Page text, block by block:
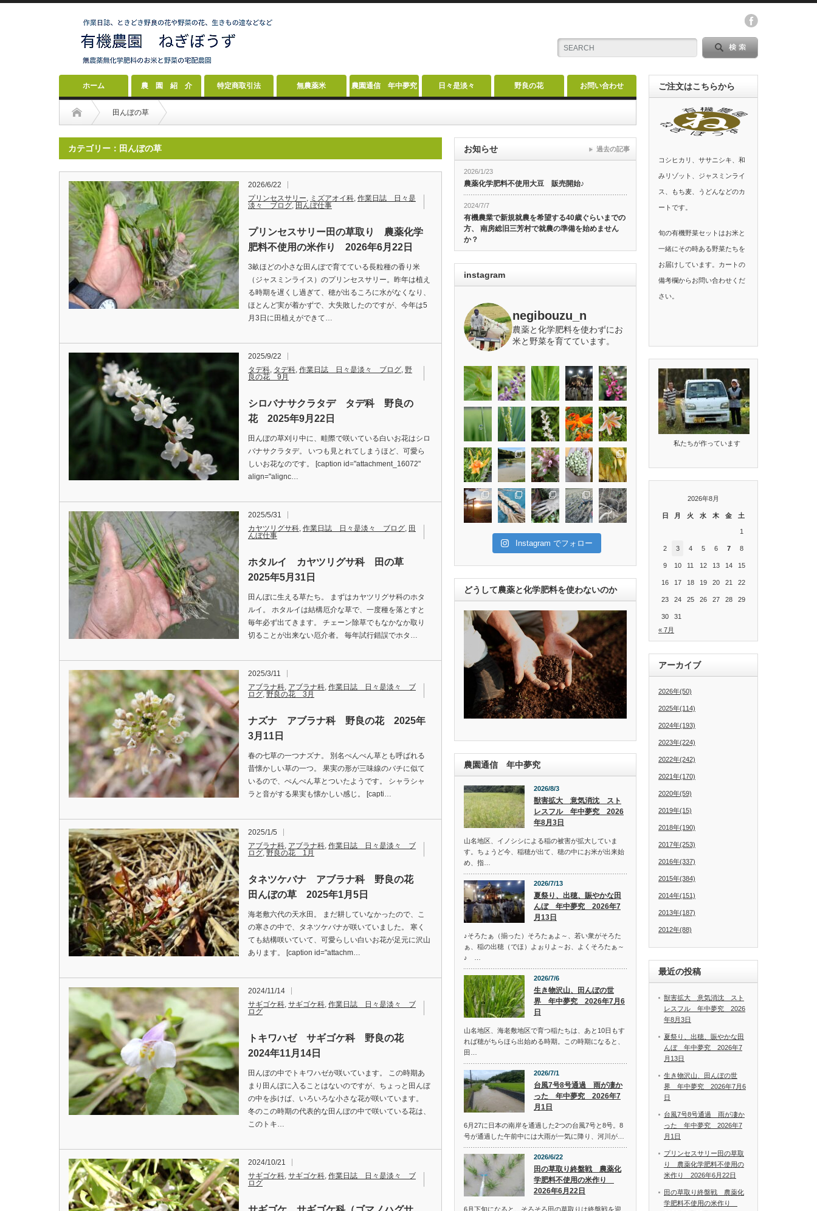
ホーム 農 園 紹 介 特定商取引法 無農薬米 農園通信 年中夢究 日々是淡々 野良の花 お問い合わせ
田んぼの草
カテゴリー：田んぼの草
2026/6/22
プリンセスサリー, ミズアオイ科, 作業日誌 日々是
淡々 ブログ, 田んぼ仕事
プリンセスサリー田の草取り 農薬化学
肥料不使用の米作り 2026年6月22日
3畝ほどの小さな田んぼで育てている長粒種の香り米
（ジャスミンライス）のプリンセスサリー。昨年は植え
る時期を遅くし過ぎて、穂が出るころに水がなくなり、
ほとんど実が着かずで、大失敗したのですが、今年は5
月3日に田植えができて…
2025/9/22
タデ科, タデ科, 作業日誌 日々是淡々 ブログ, 野
良の花 9月
シロバナサクラタデ タデ科 野良の
花 2025年9月22日
田んぼの草刈り中に、畦際で咲いている白いお花はシロ
バナサクラタデ。 いつも見とれてしまうほど、可愛ら
しいお花なのです。 [caption id="attachment_16072"
align="alignc…
2025/5/31
カヤツリグサ科, 作業日誌 日々是淡々 ブログ, 田
んぼ仕事
ホタルイ カヤツリグサ科 田の草
2025年5月31日
田んぼに生える草たち。 まずはカヤツリグサ科のホタ
ルイ。 ホタルイは結構厄介な草で、一度種を落とすと
毎年必ず出てきます。 チェーン除草でもなかなか取り
切ることが出来ない厄介者。 毎年試行錯誤でホタ…
2025/3/11
アブラナ科, アブラナ科, 作業日誌 日々是淡々 ブ
ログ, 野良の花 3月
ナズナ アブラナ科 野良の花 2025年
3月11日
春の七草の一つナズナ。 別名ぺんぺん草とも呼ばれる
昔懐かしい草の一つ。 果実の形が三味線のバチに似て
いるので、ぺんぺん草とついたようです。 シャラシャ
ラと音がする果実も懐かしい感じ。 [capti…
2025/1/5
アブラナ科, アブラナ科, 作業日誌 日々是淡々 ブ
ログ, 野良の花 1月
タネツケバナ アブラナ科 野良の花
田んぼの草 2025年1月5日
海老敷六代の天水田。 まだ耕していなかったので、こ
の寒さの中で、タネツケバナが咲いていました。 寒く
ても結構咲いていて、可愛らしい白いお花が足元に沢山
あります。 [caption id="attachm…
2024/11/14
サギゴケ科, サギゴケ科, 作業日誌 日々是淡々 ブ
ログ
トキワハゼ サギゴケ科 野良の花
2024年11月14日
田んぼの中でトキワハゼが咲いています。 この時期あ
まり田んぼに入ることはないのですが、ちょっと田んぼ
の中を歩けば、いろいろな小さな花が咲いています。
冬のこの時期の代表的な田んぼの中で咲いている花は、
このトキ…
2024/10/21
サギゴケ科, サギゴケ科, 作業日誌 日々是淡々 ブ
ログ
お知らせ
2026/1/23
農薬化学肥料不使用大豆 販売開始♪
2024/7/7
有機農業で新規就農を希望する40歳ぐらいまでの
方、 南房総旧三芳村で就農の準備を始めません
か？
過去の記事
instagram
negibouzu_n
農薬と化学肥料を使わずにお
米と野菜を育てています。
Instagram でフォロー
どうして農薬と化学肥料を使わないのか
農園通信 年中夢究
2026/8/3
獣害拡大 意気消沈 スト
レスフル 年中夢究 2026
年8月3日
山名地区、イノシシによる稲の被害が拡大していま
す。ちょうど今、稲穂が出て、穂の中にお米が出来始
め、指…
2026/7/13
夏祭り、出穂、賑やかな田
んぼ 年中夢究 2026年7
月13日
♪そろたぁ（揃った）そろたぁよ～、若い衆がそろた
ぁ、稲の出穂（でほ）よぉりよ～お、よくそろたぁ～
♪ …
2026/7/6
生き物沢山、田んぼの世
界 年中夢究 2026年7月6
日
山名地区、海老敷地区で育つ稲たちは、あと10日もす
れば穂がちらほら出始める時期。この時期になると、
田…
2026/7/1
台風7号8号通過 雨が凄か
った 年中夢究 2026年7
月1日
6月27に日本の南岸を通過した2つの台風7号と8号。8
号が通過した午前中には大雨が一気に降り、河川が…
2026/6/22
田の草取り終盤戦 農薬化
学肥料不使用の米作り
2026年6月22日
6月下旬になると、そろそろ田の草取りは終盤戦を迎
ご注文はこちらから
コシヒカリ、ササニシキ、和
みリゾット、ジャスミンライ
ス、もち麦、うどんなどのカ
ートです。
旬の有機野菜セットはお米と
一緒にその時ある野菜たちを
お届けしています。カートの
備考欄からお問い合わせくだ
さい。
私たちが作っています
2026年8月
日 月 火 水 木 金 土
1
2 3 4 5 6 7 8
9 10 11 12 13 14 15
16 17 18 19 20 21 22
23 24 25 26 27 28 29
30
31
« 7月
アーカイブ
2026年(50)
2025年(114)
2024年(193)
2023年(224)
2022年(242)
2021年(170)
2020年(59)
2019年(15)
2018年(190)
2017年(253)
2016年(337)
2015年(384)
2014年(151)
2013年(187)
2012年(88)
最近の投稿
獣害拡大 意気消沈 スト
レスフル 年中夢究 2026
年8月3日
夏祭り、出穂、賑やかな田
んぼ 年中夢究 2026年7
月13日
生き物沢山、田んぼの世
界 年中夢究 2026年7月6
日
台風7号8号通過 雨が凄か
った 年中夢究 2026年7
月1日
プリンセスサリー田の草取
り 農薬化学肥料不使用の
米作り 2026年6月22日
田の草取り終盤戦 農薬化
学肥料不使用の米作り